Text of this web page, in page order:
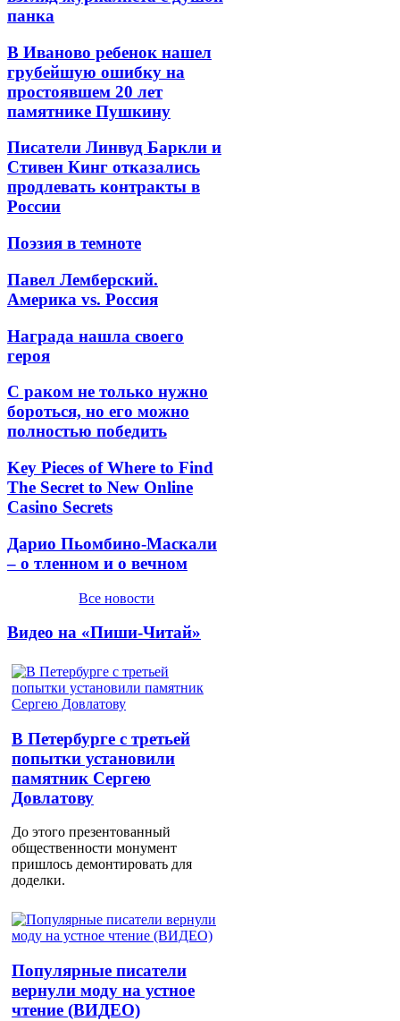
панка
В Иваново ребенок нашел
грубейшую ошибку на
простоявшем 20 лет
памятнике Пушкину
Писатели Линвуд Баркли и
Стивен Кинг отказались
продлевать контракты в
России
Поэзия в темноте
Павел Лемберский.
Америка vs. Россия
Награда нашла своего
героя
С раком не только нужно
бороться, но его можно
полностью победить
Key Pieces of Where to Find
The Secret to New Online
Casino Secrets
Дарио Пьомбино-Маскали
– о тленном и о вечном
Все новости
Видео на «Пиши-Читай»
В Петербурге с третьей
попытки установили
памятник Сергею
Довлатову
До этого презентованный
общественности монумент
пришлось демонтировать для
доделки.
Популярные писатели
вернули моду на устное
чтение (ВИДЕО)